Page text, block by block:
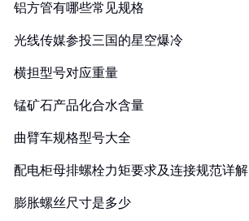
铝方管有哪些常见规格
光线传媒参投三国的星空爆冷
横担型号对应重量
锰矿石产品化合水含量
曲臂车规格型号大全
配电柜母排螺栓力矩要求及连接规范详解
膨胀螺丝尺寸是多少